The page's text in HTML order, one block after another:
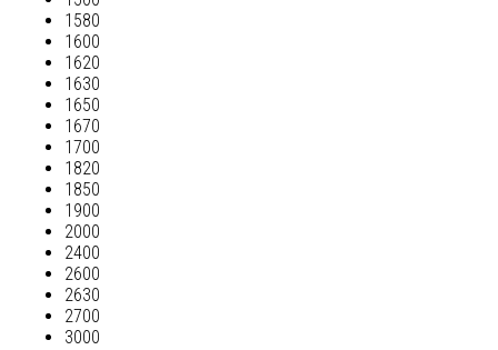
1580
1600
1620
1630
1650
1670
1700
1820
1850
1900
2000
2400
2600
2630
2700
3000